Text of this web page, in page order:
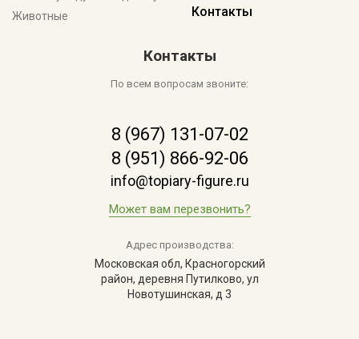
Животные
Контакты
Контакты
По всем вопросам звоните:
8 (967) 131-07-02
8 (951) 866-92-06
info@topiary-figure.ru
Может вам перезвонить?
Адрес производства:
Московская обл, Красногорский
район, деревня Путилково, ул
Новотушинская, д 3